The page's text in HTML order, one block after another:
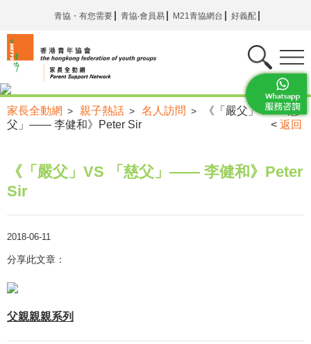
青協・有您需要 青協‧會員易 M21青協網台 好義配
家長全動網 > 親子熱話 > 名人訪問 >
《「嚴父」VS 「慈
父」—— 李健和》Peter Sir
< 返回
《「嚴父」VS 「慈父」—— 李健和》Peter
Sir
2018-06-11
分享此文章：
父親親親系列